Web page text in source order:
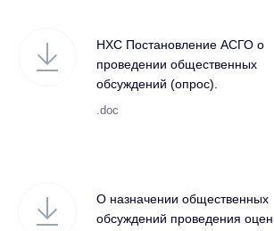
НХС Постановление АСГО о
проведении общественных
обсуждений (опрос).
.doc
О назначении общественных
обсуждений проведения